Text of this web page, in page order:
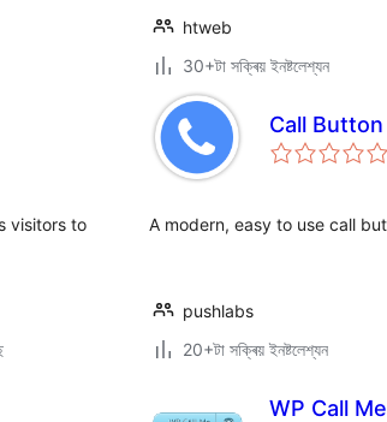
htweb
30+টা সক্ৰিয় ইনষ্টলেশ্যন
visitors to
Call Button
A modern, easy to use call
pushlabs
20+টা সক্ৰিয় ইনষ্টলেশ্যন
WP Call Me